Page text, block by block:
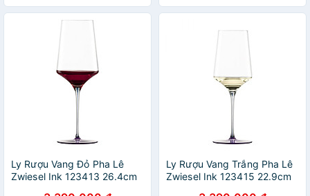
Ly Rượu Vang Đỏ Pha Lê
Zwiesel Ink 123413 26.4cm
Ly Rượu Vang Trắng Pha Lê
Zwiesel Ink 123415 22.9cm